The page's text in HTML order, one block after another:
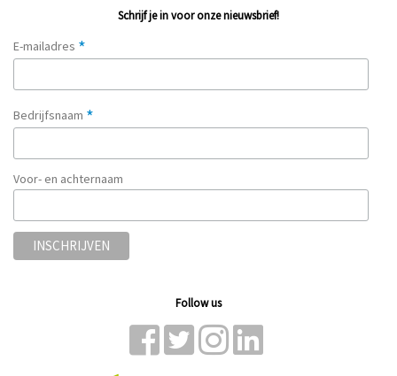
Schrijf je in voor onze nieuwsbrief!
E-mailadres *
Bedrijfsnaam *
Voor- en achternaam
Follow us